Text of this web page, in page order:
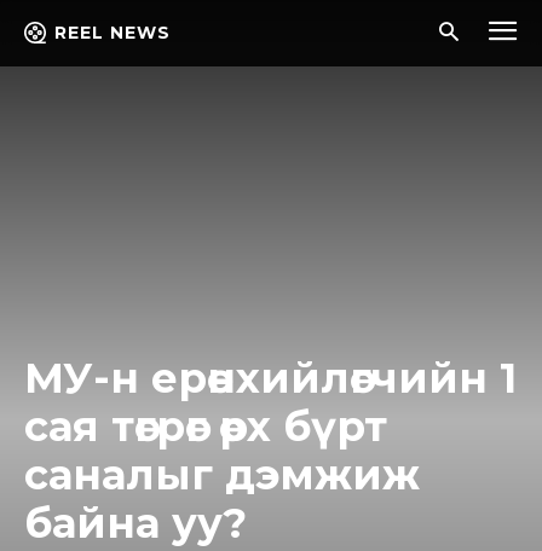
REEL NEWS
МУ-н ерөнхийлөгчийн 1
сая төгрөг өрх бүрт
саналыг дэмжиж
байна уу?